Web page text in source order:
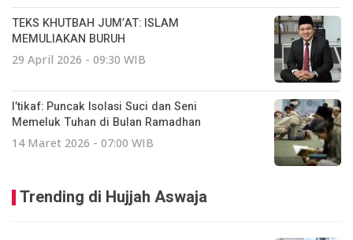
TEKS KHUTBAH JUM’AT: ISLAM
MEMULIAKAN BURUH
29 April 2026 - 09:30 WIB
I’tikaf: Puncak Isolasi Suci dan Seni
Memeluk Tuhan di Bulan Ramadhan
14 Maret 2026 - 07:00 WIB
Trending di Hujjah Aswaja